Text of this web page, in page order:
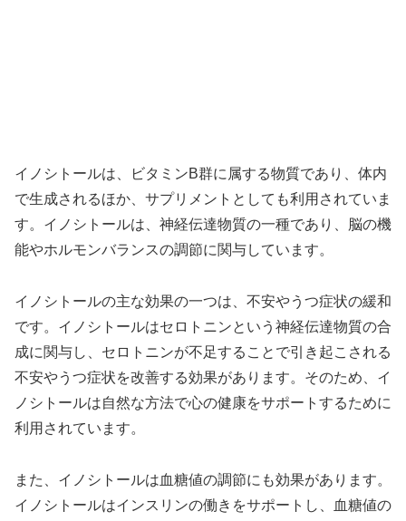
イノシトールは、ビタミンB群に属する物質であり、体内
で生成されるほか、サプリメントとしても利用されていま
す。イノシトールは、神経伝達物質の一種であり、脳の機
能やホルモンバランスの調節に関与しています。
イノシトールの主な効果の一つは、不安やうつ症状の緩和
です。イノシトールはセロトニンという神経伝達物質の合
成に関与し、セロトニンが不足することで引き起こされる
不安やうつ症状を改善する効果があります。そのため、イ
ノシトールは自然な方法で心の健康をサポートするために
利用されています。
また、イノシトールは血糖値の調節にも効果があります。
イノシトールはインスリンの働きをサポートし、血糖値の